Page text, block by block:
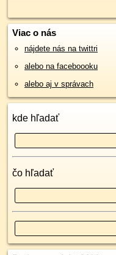
Viac o nás
nájdete nás na twittri
alebo na faceboooku
alebo aj v správach
kde hľadať
čo hľadať